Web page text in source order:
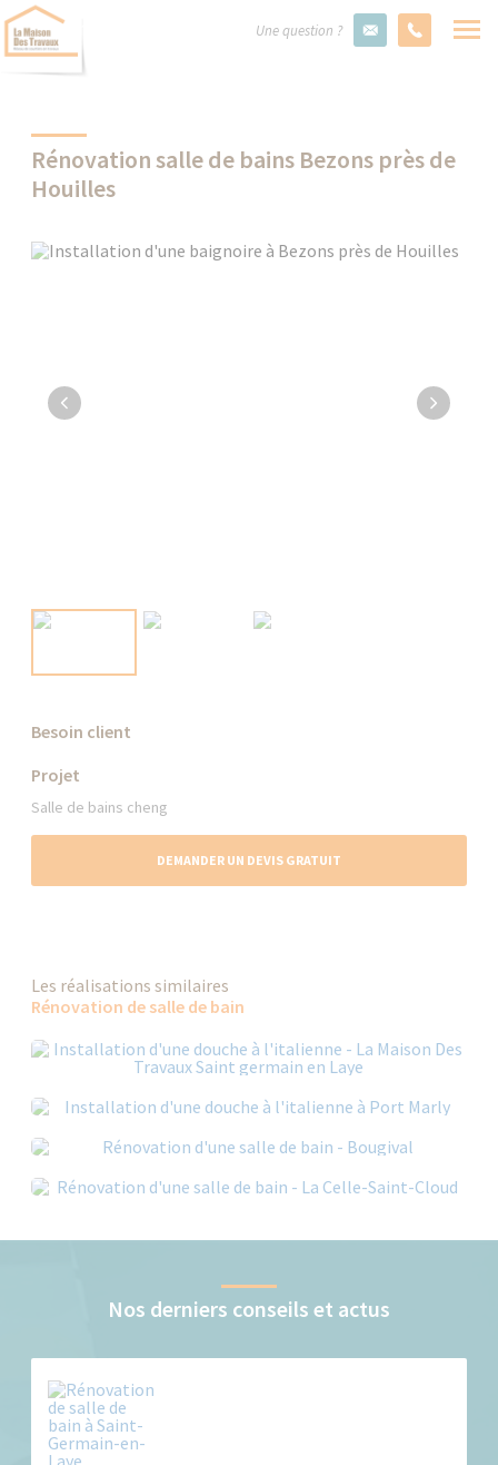
Une question ?
Rénovation salle de bains Bezons près de
Houilles
Besoin client
Projet
Salle de bains cheng
DEMANDER UN DEVIS GRATUIT
Les réalisations similaires
Rénovation de salle de bain
Nos derniers conseils et actus